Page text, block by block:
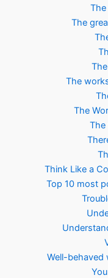
The
The
The
The
Think Like a
Top 10 most
Well-behaved